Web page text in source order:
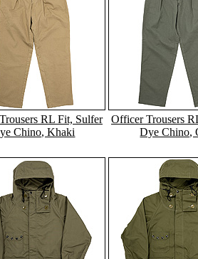
RL Fit, Sulfer
Chino, Khaki
Officer Trousers
Dye Chino,